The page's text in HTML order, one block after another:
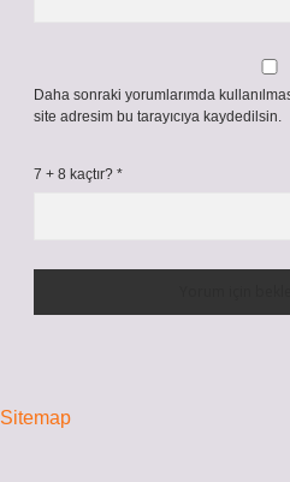
Daha sonraki yorumlarımda
site adresim bu tarayıcıya kaydedilsin.
7 + 8 kaçtır? *
Sitemap